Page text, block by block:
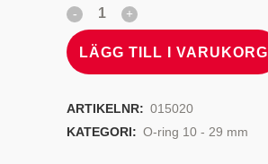
LÄGG TILL I VARUKORG
ARTIKELNR: 015020
KATEGORI: O-ring 10 - 29 mm